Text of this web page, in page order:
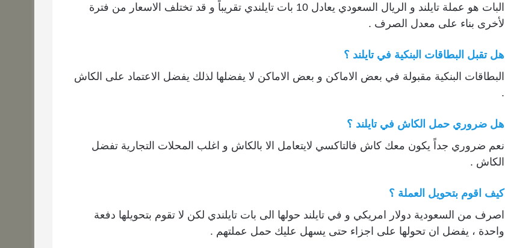
البات هو عملة تايلند و الريال السعودي يعادل 10 بات تايلندي تقريباً و قد تختلف الاسعار من فترة
لأخرى بناء على معدل الصرف .
هل تقبل البطاقات البنكية في تايلند ؟
البطاقات البنكية مقبولة في بعض الاماكن و بعض الاماكن لا يفضلها لذلك يفضل الاعتماد على الكاش
.
هل ضروري حمل الكاش في تايلند ؟
نعم ضروري جداً يكون معك كاش فالتاكسي لايتعامل الا بالكاش و اغلب المحلات التجارية تفضل
الكاش .
كيف اقوم بتحويل العملة ؟
اصرف من السعودية دولار امريكي و في تايلند حولها الى بات تايلندي لكن لا تقوم بتحويلها دفعة
واحدة ، يفضل ان تحولها على اجزاء حتى يسهل عليك حمل عملتهم .